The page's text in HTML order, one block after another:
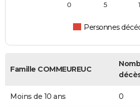
Personnes
0 5
Famille COMMEUREUC
Moins de 10 ans 0